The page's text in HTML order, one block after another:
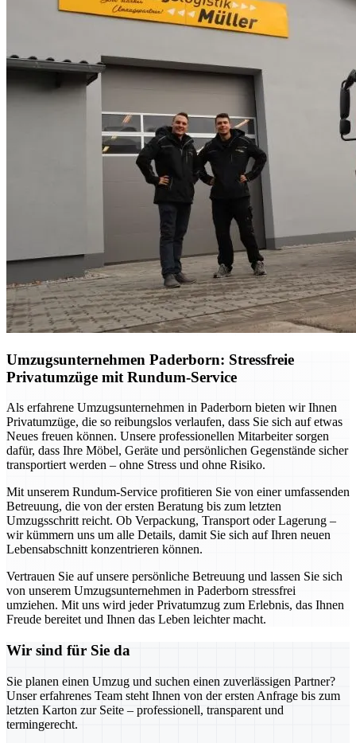
Umzugsunternehmen Paderborn: Stressfreie
Privatumzüge mit Rundum-Service
Als erfahrene Umzugsunternehmen in Paderborn bieten wir Ihnen
Privatumzüge, die so reibungslos verlaufen, dass Sie sich auf etwas
Neues freuen können. Unsere professionellen Mitarbeiter sorgen
dafür, dass Ihre Möbel, Geräte und persönlichen Gegenstände sicher
transportiert werden – ohne Stress und ohne Risiko.
Mit unserem Rundum-Service profitieren Sie von einer umfassenden
Betreuung, die von der ersten Beratung bis zum letzten
Umzugsschritt reicht. Ob Verpackung, Transport oder Lagerung –
wir kümmern uns um alle Details, damit Sie sich auf Ihren neuen
Lebensabschnitt konzentrieren können.
Vertrauen Sie auf unsere persönliche Betreuung und lassen Sie sich
von unserem Umzugsunternehmen in Paderborn stressfrei
umziehen. Mit uns wird jeder Privatumzug zum Erlebnis, das Ihnen
Freude bereitet und Ihnen das Leben leichter macht.
Wir sind für Sie da
Sie planen einen Umzug und suchen einen zuverlässigen Partner?
Unser erfahrenes Team steht Ihnen von der ersten Anfrage bis zum
letzten Karton zur Seite – professionell, transparent und
termingerecht.